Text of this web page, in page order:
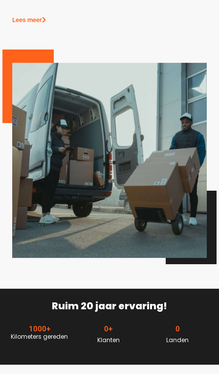
Lees meer
Ruim 20 jaar ervaring!
Kilometers gereden
1000+
Klanten
0+
Landen
0